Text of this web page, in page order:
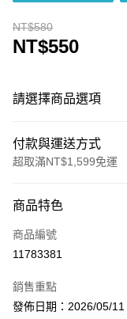
NT$580
NT$550
請選擇商品選項
付款與運送方式
超取滿NT$1,599免運
信用卡一次付款
超商取貨付款
Apple Pay
商品特色
商品編號
11783381
銷售重點
發佈日期：2026/05/11